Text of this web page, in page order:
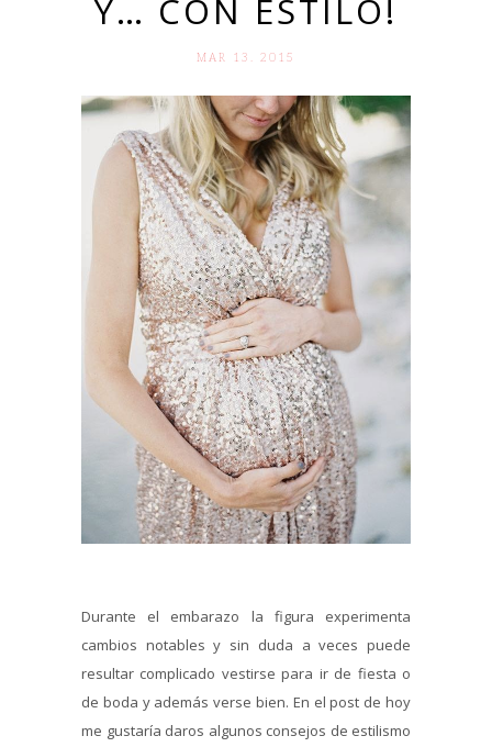
Y… CON ESTILO!
MAR 13. 2015
Durante el embarazo la figura experimenta
cambios notables y sin duda a veces puede
resultar complicado vestirse para ir de fiesta o
de boda y además verse bien. En el post de hoy
me gustaría daros algunos consejos de estilismo